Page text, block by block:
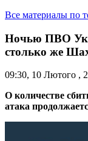
Все материалы по
Ночью ПВО
столько же
09:30, 10 Лютого ,
О количестве
атака